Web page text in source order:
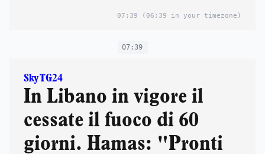
07:39 (06:39 in your timezone)
07:39
Sky TG24
In Libano in vigore il
cessate il fuoco di 60
giorni. Hamas: "Pronti